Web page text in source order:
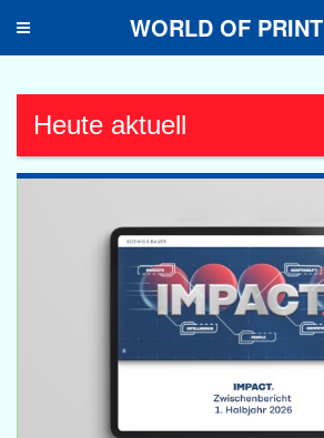
Toggle
WORLD OF PRINT
Heute aktuell